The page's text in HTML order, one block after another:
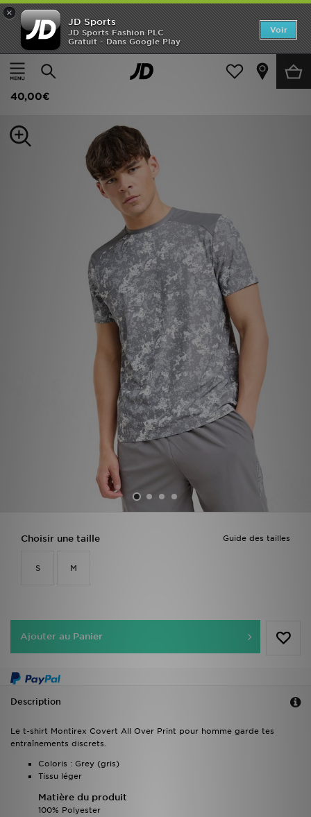
×
JD Sports
JD Sports Fashion PLC
Gratuit - Dans Google Play
Voir
Accueil
Homme Vêtements Homme T-shirts et Débardeurs
MONTIREX T-shirt Covert
40,00€
Guide des tailles
Choisir une taille
S M
Ajouter au Panier
Description
Le t-shirt Montirex Covert All Over Print pour homme garde tes
entraînements discrets.
Coloris : Grey (gris)
Tissu léger
Matière du produit
100% Polyester
Accueil
Nouveautés
Enfant
Suivre Ma Commande
Télécharge l'Appli